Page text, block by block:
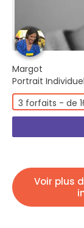
Margot
Portrait Individuel
3 forfaits - de
Voir plus